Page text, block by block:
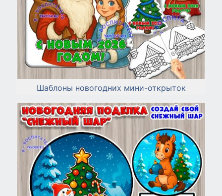
Шаблоны новогодних мини-открыток